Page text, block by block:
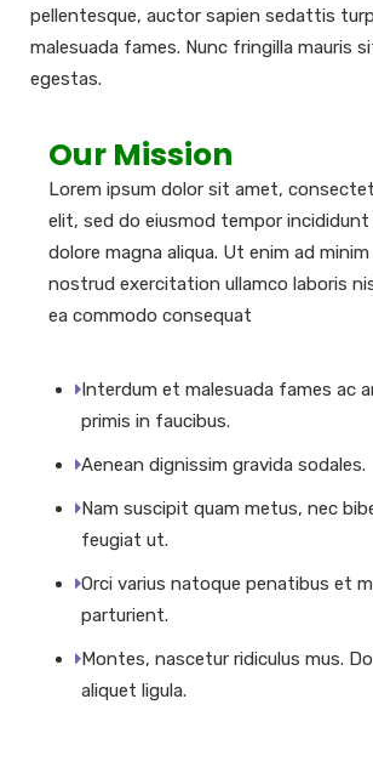
pellentesque, auctor sapien sedattis
malesuada fames. Nunc fringilla mauris
egestas.
Our Mission
Lorem ipsum dolor sit amet,
elit, sed do eiusmod tempor
dolore magna aliqua. Ut enim ad
nostrud exercitation ullamco laboris
ea commodo consequat
Interdum et malesuada fames ac
primis in faucibus.
Aenean dignissim gravida sodales.
Nam suscipit quam metus, nec
feugiat ut.
Orci varius natoque penatibus et
parturient.
Montes, nascetur ridiculus mus.
aliquet ligula.